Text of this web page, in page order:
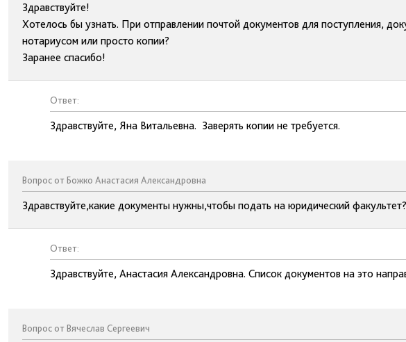
Здравствуйте!
Хотелось бы узнать. При отправлении почтой документов для поступления,
нотариусом или просто копии?
Заранее спасибо!
Ответ:
Здравствуйте, Яна Витальевна. Заверять копии не требуется.
Вопрос от Божко Анастасия Александровна
Здравствуйте,какие документы нужны,чтобы подать на юридический факультет?
Ответ:
Здравствуйте, Анастасия Александровна. Список документов на это
Вопрос от Вячеслав Сергеевич